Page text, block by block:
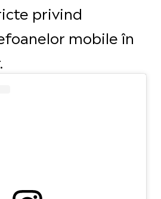
privind
mobile în